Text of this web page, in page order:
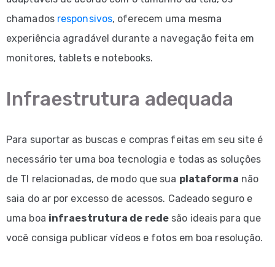
chamados responsivos, oferecem uma mesma
experiência agradável durante a navegação feita em
monitores, tablets e notebooks.
Infraestrutura adequada
Para suportar as buscas e compras feitas em seu site é
necessário ter uma boa tecnologia e todas as soluções
de TI relacionadas, de modo que sua plataforma não
saia do ar por excesso de acessos. Cadeado seguro e
uma boa infraestrutura de rede são ideais para que
você consiga publicar vídeos e fotos em boa resolução.